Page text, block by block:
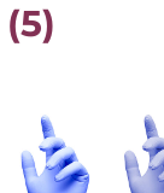
München
Central Quartier